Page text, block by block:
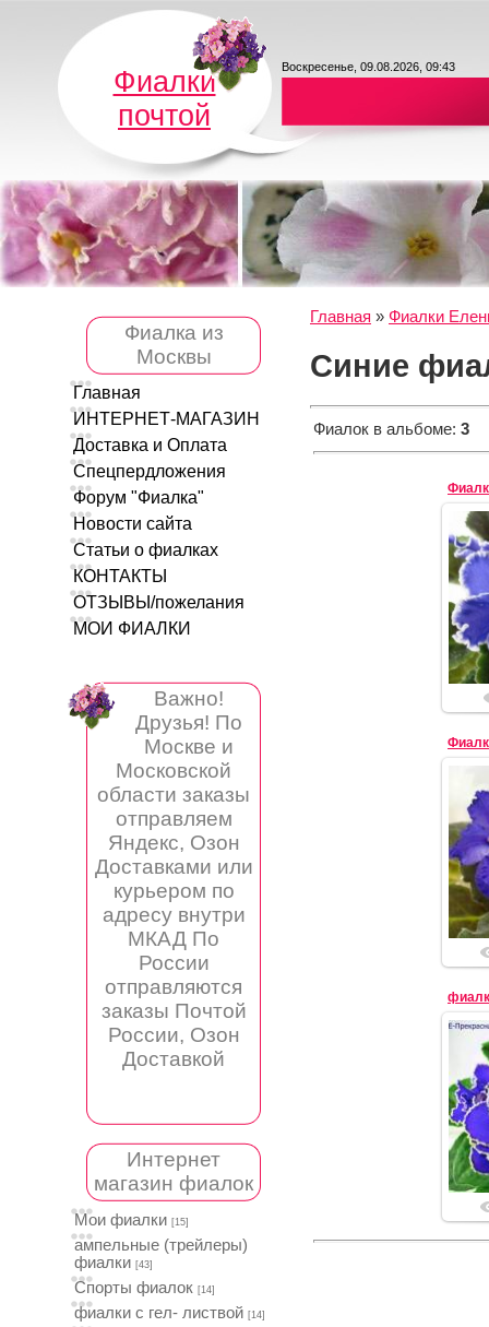
Фиалки
почтой
Воскресенье, 09.08.2026, 09:43
Фиалка из
Москвы
Главная
ИНТЕРНЕТ-МАГАЗИН
Доставка и Оплата
Спецпердложения
Форум "Фиалка"
Новости сайта
Статьи о фиалках
КОНТАКТЫ
ОТЗЫВЫ/пожелания
МОИ ФИАЛКИ
Важно!
Друзья! По
Москве и
Московской
области заказы
отправляем
Яндекс, Озон
Доставками или
курьером по
адресу внутри
МКАД По
России
отправляются
заказы Почтой
России, Озон
Доставкой
Интернет
магазин фиалок
Мои фиалки [15]
ампельные (трейлеры)
фиалки [43]
Спорты фиалок [14]
фиалки с гел- листвой [14]
Главная » Фиалки
Синие
Фиалок в альбоме: 3